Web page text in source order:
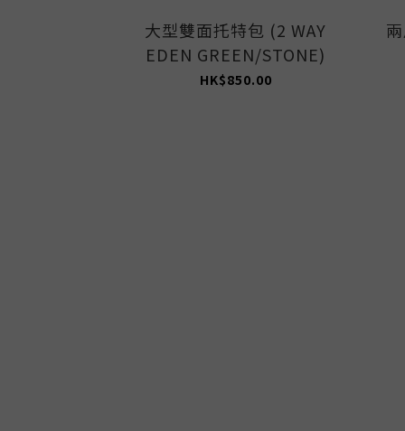
大型雙面托特包 (2 WAY
EDEN GREEN/STONE)
HK$850.00